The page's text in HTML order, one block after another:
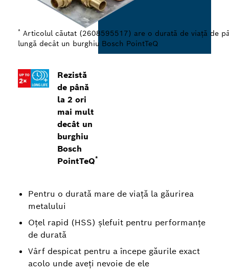
Rezistă
de până
la 2 ori
mai mult
decât un
burghiu
Bosch
PointTeQ*
Pentru o durată mare de viață la găurirea
metalului
Oțel rapid (HSS) șlefuit pentru performanțe
de durată
Vârf despicat pentru a începe găurile exact
acolo unde aveți nevoie de ele
* Articolul căutat (2608595517) are o durată de viață de
lungă decât un burghiu Bosch PointTeQ